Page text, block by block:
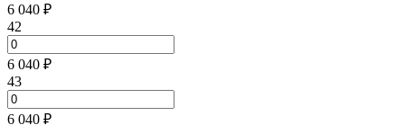
6 040 ₽
42
6 040 ₽
43
6 040 ₽